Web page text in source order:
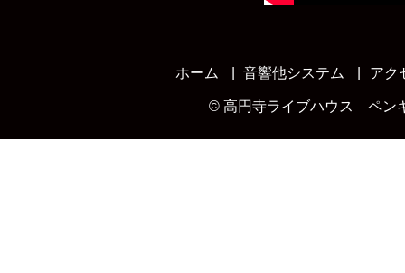
ホーム 音響他システム アク
© 高円寺ライブハウス ペン